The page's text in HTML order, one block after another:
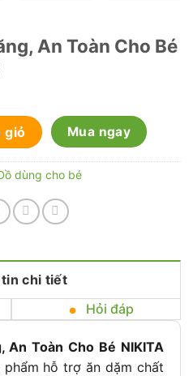
An Toàn Cho Bé
Cho Bé NIKITA NKT-G043 số
giỏ Mua ngay
dùng cho bé
chi tiết
Hỏi đáp
An Toàn Cho Bé NIKITA
phẩm hỗ trợ ăn dặm chất